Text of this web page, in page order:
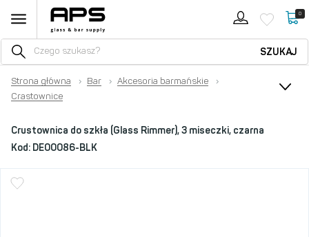
0
SZUKAJ
Strona główna › Bar › Akcesoria barmańskie
›
Crastownice
Crustownica do szkła (Glass Rimmer), 3 miseczki, czarna
Kod: DE00086-BLK